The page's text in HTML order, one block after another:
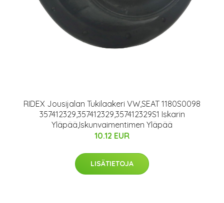
RIDEX Jousijalan Tukilaakeri VW,SEAT 1180S0098
357412329,357412329,357412329S1 Iskarin
Yläpää,Iskunvaimentimen Yläpää
10.12 EUR
LISÄTIETOJA